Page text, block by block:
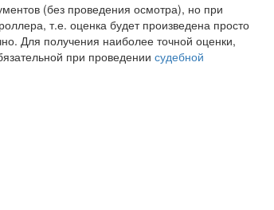
(без проведения осмотра), но при
т.е. оценка будет произведена просто
Для получения наиболее точной оценки,
при проведении судебной